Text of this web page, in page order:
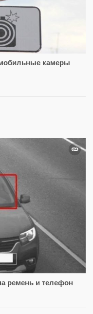
камеры
ремень и телефон